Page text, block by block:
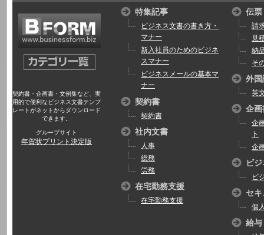
契約書・企画書・文例集など、実
用的で便利なビジネス文書テンプ
レートがネットからダウンロード
できます。
グループサイト
年賀状プリント決定版
特集記事
ビジネス文書の書き方・
マナー
新入社員のためのビジネ
スマナー
ビジネスメールの基本マ
ナー
契約書
契約書
社内文書
人事
総務
労務
在宅勤務支援
在宅勤務支援
伝票
請
見
納
そ
外国
英
企画
企
ト
企
ビ
ビ
セ
個
給与